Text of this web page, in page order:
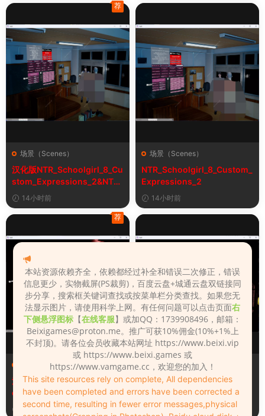
场景（Scenes）
汉化版NTR_Schoolgirl_8_Cu
stom_Expressions_2&NTR
女学生8自定义表情
14小时前
荐
场景（Scenes）
NTR_Schoolgirl_8_Custom_
Expressions_2
14小时前
场景（Scenes）
汉化版Fall_Of_Dynasty_Silh
ouette_Play_Bug_Fixed_2&
《王朝陨落》剪影玩法修复版
3天前
荐
场景（Scenes）
Fall_Of_Dynasty_Silhouette
_Play_Bug_Fixed_2
3天前
本站资源依赖齐全，依赖都经过补全和错误二次修正，错误
信息更少，实物截屏(PS裁剪)，百度云盘+城通云盘双链接同
步分享，搜索框关键词查找或按菜单栏分类查找。如果您无
法显示图片，请使用科学上网。有任何问题可以点击页面右
下侧悬浮图标 【在线客服】或加QQ：1739908496，邮箱：
Beixigames@proton.me。推广可获10%佣金(10%+1%上
不封顶)。请各位会员收藏本站网址 https://www.beixi.vip
或 https://www.beixi.games 或
https://www.vamgame.cc，欢迎您的加入！
This site resources rely on complete, All dependencies
have been completed and errors have been corrected a
second time, resulting in fewer error messages,physical